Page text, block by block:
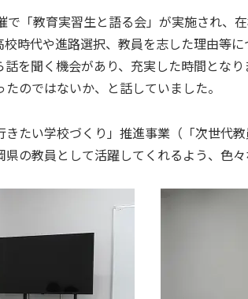
「教育実習生と語る会」が実施され、
時代や進路選択、教員を志した理由等
を聞く機会があり、充実した時間とな
のではないか、と話していました。
たい学校づくり」推進事業（「次世代
の教員として活躍してくれるよう、色